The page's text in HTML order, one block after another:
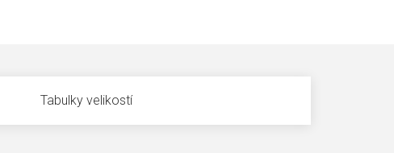
Tabulky velikostí